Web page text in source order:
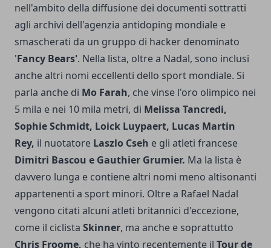
nell'ambito della diffusione dei documenti sottratti
agli archivi dell'agenzia antidoping mondiale e
smascherati da un gruppo di hacker denominato
'Fancy Bears'. Nella lista, oltre a Nadal, sono inclusi
anche altri nomi eccellenti dello sport mondiale. Si
parla anche di Mo Farah, che vinse l'oro olimpico nei
5 mila e nei 10 mila metri, di Melissa Tancredi,
Sophie Schmidt, Loick Luypaert, Lucas Martin
Rey, il nuotatore Laszlo Cseh e gli atleti francese
Dimitri Bascou e Gauthier Grumier. Ma la lista è
davvero lunga e contiene altri nomi meno altisonanti
appartenenti a sport minori. Oltre a Rafael Nadal
vengono citati alcuni atleti britannici d'eccezione,
come il ciclista Skinner, ma anche e soprattutto
Chris Froome, che ha vinto recentemente il Tour de